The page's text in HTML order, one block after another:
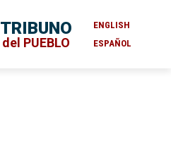
TRIBUNO
del PUEBLO
ENGLISH
ESPAÑOL